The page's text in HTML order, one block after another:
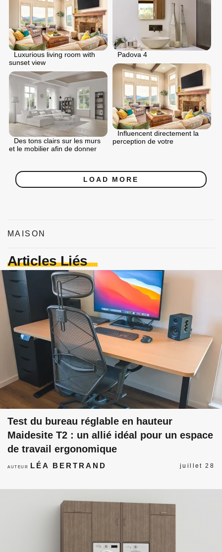
Padova 4
Luxurious living room with
sunset view
Influencent directement la
perception de votre
Des tons clairs sur les murs
et le mobilier afin de donner
LOAD MORE
MAISON
Articles Liés
Test du bureau réglable en hauteur
Maidesite T2 : un allié idéal pour un espace
de travail ergonomique
AUTEUR LÉA BERTRAND juillet 28